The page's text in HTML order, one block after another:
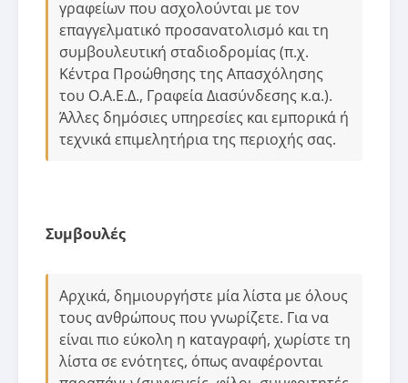
γραφείων που ασχολούνται με τον
επαγγελματικό προσανατολισμό και τη
συμβουλευτική σταδιοδρομίας (π.χ.
Κέντρα Προώθησης της Απασχόλησης
του Ο.Α.Ε.Δ., Γραφεία Διασύνδεσης κ.α.).
Άλλες δημόσιες υπηρεσίες και εμπορικά ή
τεχνικά επιμελητήρια της περιοχής σας.
Συμβουλές
Αρχικά, δημιουργήστε μία λίστα με όλους
τους ανθρώπους που γνωρίζετε. Για να
είναι πιο εύκολη η καταγραφή, χωρίστε τη
λίστα σε ενότητες, όπως αναφέρονται